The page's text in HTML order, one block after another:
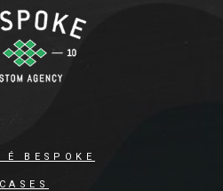
É BESPOKE
CASES